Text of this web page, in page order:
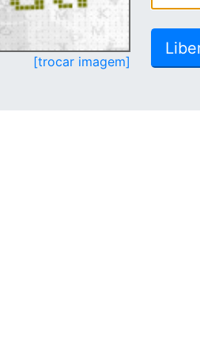
[trocar imagem]